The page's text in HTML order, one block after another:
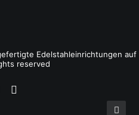
Edelstahleinrichtungen auf
reserved